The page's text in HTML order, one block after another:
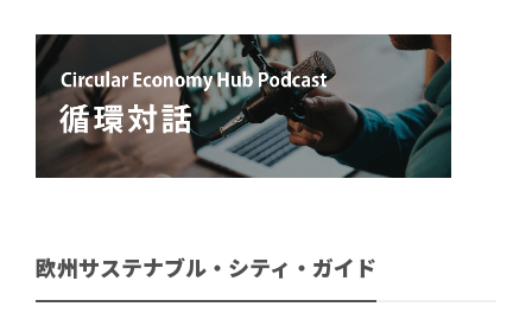
欧州サステナブル・シティ・ガイド